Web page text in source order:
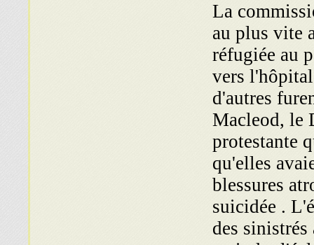
La
au plus vite
réfugiée au
vers
d'autres
Macleod, le
protestante
qu'elles
blessures
suicidée .
des